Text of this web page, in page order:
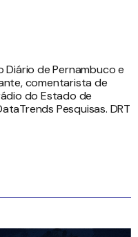
de Pernambuco e
comentarista de
do Estado de
Pesquisas. DRT